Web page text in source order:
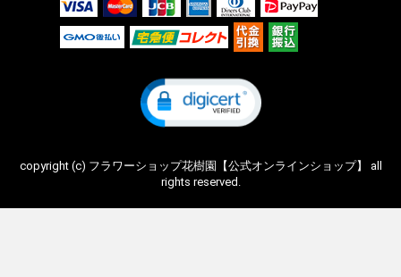
copyright (c) フラワーショップ花樹園【公式オンラインショップ】 all
rights reserved.